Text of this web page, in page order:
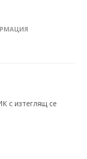
с изтеглящ се